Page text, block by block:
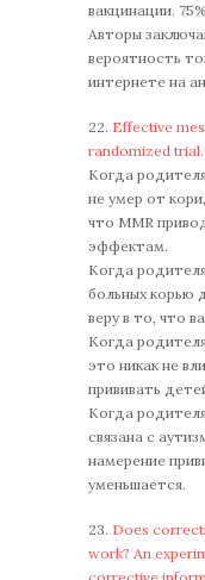
вакцинации.
Авторы
вероятность
интернете на
22. Effective
randomized trial.
Когда
не умер от
что MMR
эффектам.
Когда
больных корью
веру в то, что
Когда
это никак не
прививать
Когда
связана с
намерение
уменьшается.
23. Does
work? An